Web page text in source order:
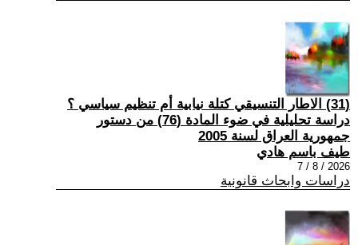
(31) الاطار التنسيقي كتلة نيابية أم تنظيم سياسي ؟
دراسة تحليلية في ضوء المادة (76) من دستور
جمهورية العراق لسنة 2005
طيف باسم هادي
2026 / 8 / 7
دراسات وابحاث قانونية